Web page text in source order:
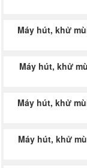
Máy hút, khử
Máy hút, khử
Máy hút, khử
Máy hút, khử